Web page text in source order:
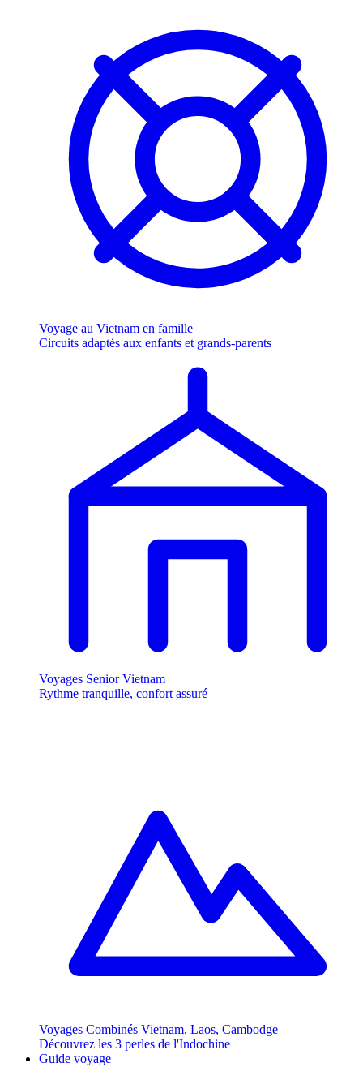
Voyage au Vietnam en famille
Circuits adaptés aux enfants et grands-parents
Voyages Senior Vietnam
Rythme tranquille, confort assuré
Voyages Combinés Vietnam, Laos, Cambodge
Découvrez les 3 perles de l'Indochine
Guide voyage